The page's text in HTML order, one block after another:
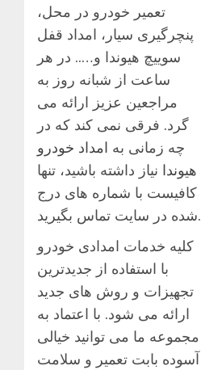
تعمیر خودرو در محل،
پنچرگیری سیار، امداد قفل
سوییچ هیوندا و….. در هر
ساعت از شبانه روز به
مراجعین عزیز ارائه می
گرد. فرقی نمی کند که در
چه زمانی به امداد خودرو
هیوندا نیاز داشته باشید، تنها
کافیست با شماره های درج
شده در سایت تماس بگیرید.
کلیه خدمات امدادی خودرو
با استفاده از جدیدترین
تجهیزات و روش های جدید
ارائه می شود. با اعتماد به
مجموعه ما می توانید خیالی
آسوده بابت تعمیر و سلامت